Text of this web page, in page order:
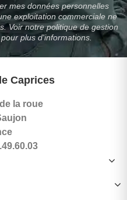
mes données personnelles
exploitation commerciale ne
Voir notre politique de gestion
plus d'informations.
Caprices
la roue